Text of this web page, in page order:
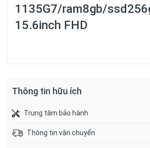
1135G7/ram8gb/
15.6inch FHD
Thông tin hữu ích
Trung tâm bảo hành
Thông tin vận chuyển